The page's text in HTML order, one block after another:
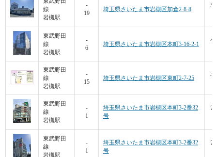
東武野田
線
岩槻駅
-
19
埼玉県さいたま市岩槻区加倉2-8-8
東武野田
線
岩槻駅
-
6
埼玉県さいたま市岩槻区本町3-16-2-1
東武野田
線
岩槻駅
-
15
埼玉県さいたま市岩槻区東町2-7-25
東武野田
線
岩槻駅
-
1
埼玉県さいたま市岩槻区本町3-2番32
号
東武野田
線
岩槻駅
-
1
埼玉県さいたま市岩槻区本町3-2番32
号